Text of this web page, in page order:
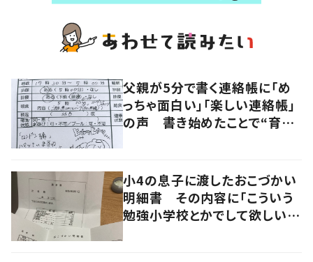
父親が5分で書く連絡帳に「め
っちゃ面白い」「楽しい連絡帳」
の声 書き始めたことで“育児
小4の息子に渡したおこづかい
明細書 その内容に「こういう
勉強小学校とかでして欲しい」